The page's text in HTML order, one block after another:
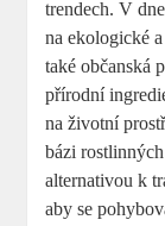
trendech.⁢ V
‌na ekologické
také občanská
přírodní‌
na životní
bázi⁢
alternativou ‌k
aby ⁤se